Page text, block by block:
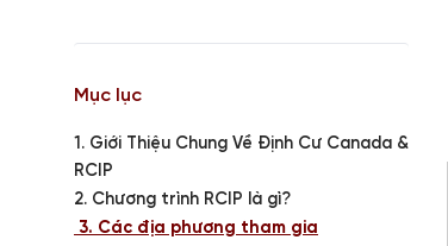
Mục lục
1. Giới Thiệu Chung Về Định Cư Canada &
RCIP
2. Chương trình RCIP là gì?
3. Các địa phương tham gia